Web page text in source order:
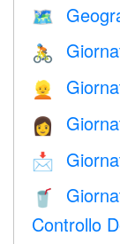
🗺
🚴
👱
👩
📩
🥤
Controllo